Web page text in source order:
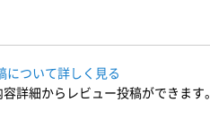
について詳しく見る
詳細からレビュー投稿ができます。